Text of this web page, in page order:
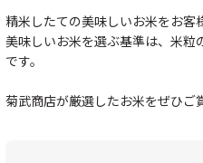
精米したての美味しいお米をお客
美味しいお米を選ぶ基準は、米粒
です。
菊武商店が厳選したお米をぜひご